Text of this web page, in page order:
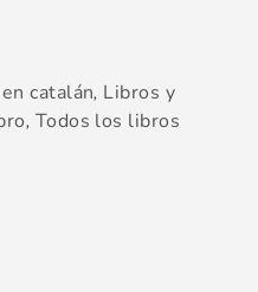
catalán, Libros y
, Todos los libros